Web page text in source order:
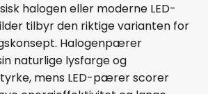
halogen eller moderne LED-
tilbyr den riktige varianten for
Halogenpærer
naturlige lysfarge og
mens LED-pærer scorer